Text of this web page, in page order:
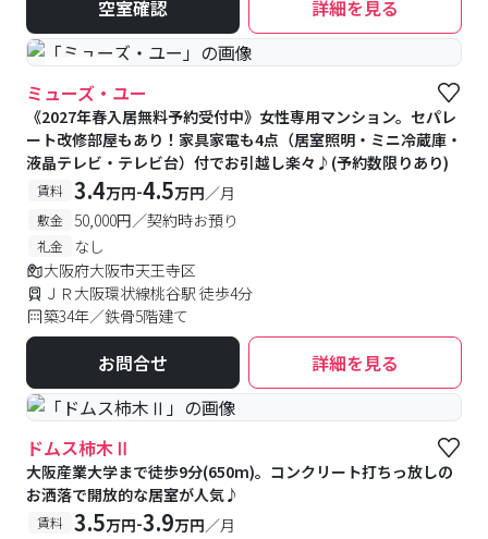
空室確認 詳細を見る
#女性専用
ミューズ・ユー
《2027年春入居無料予約受付中》女性専用マンション。セパレ
ート改修部屋もあり！家具家電も4点（居室照明・ミニ冷蔵庫・
液晶テレビ・テレビ台）付でお引越し楽々♪(予約数限りあり)
賃料 3.4万円-4.5万円／月
敷金 50,000円／契約時お預り
礼金
なし
大阪府大阪市天王寺区
ＪＲ大阪環状線桃谷駅 徒歩4分
築34年／鉄骨5階建て
お問合せ 詳細を見る
ドムス柿木Ⅱ
大阪産業大学まで徒歩9分(650m)。コンクリート打ちっ放しの
お洒落で開放的な居室が人気♪
賃料 3.5万円-3.9万円／月